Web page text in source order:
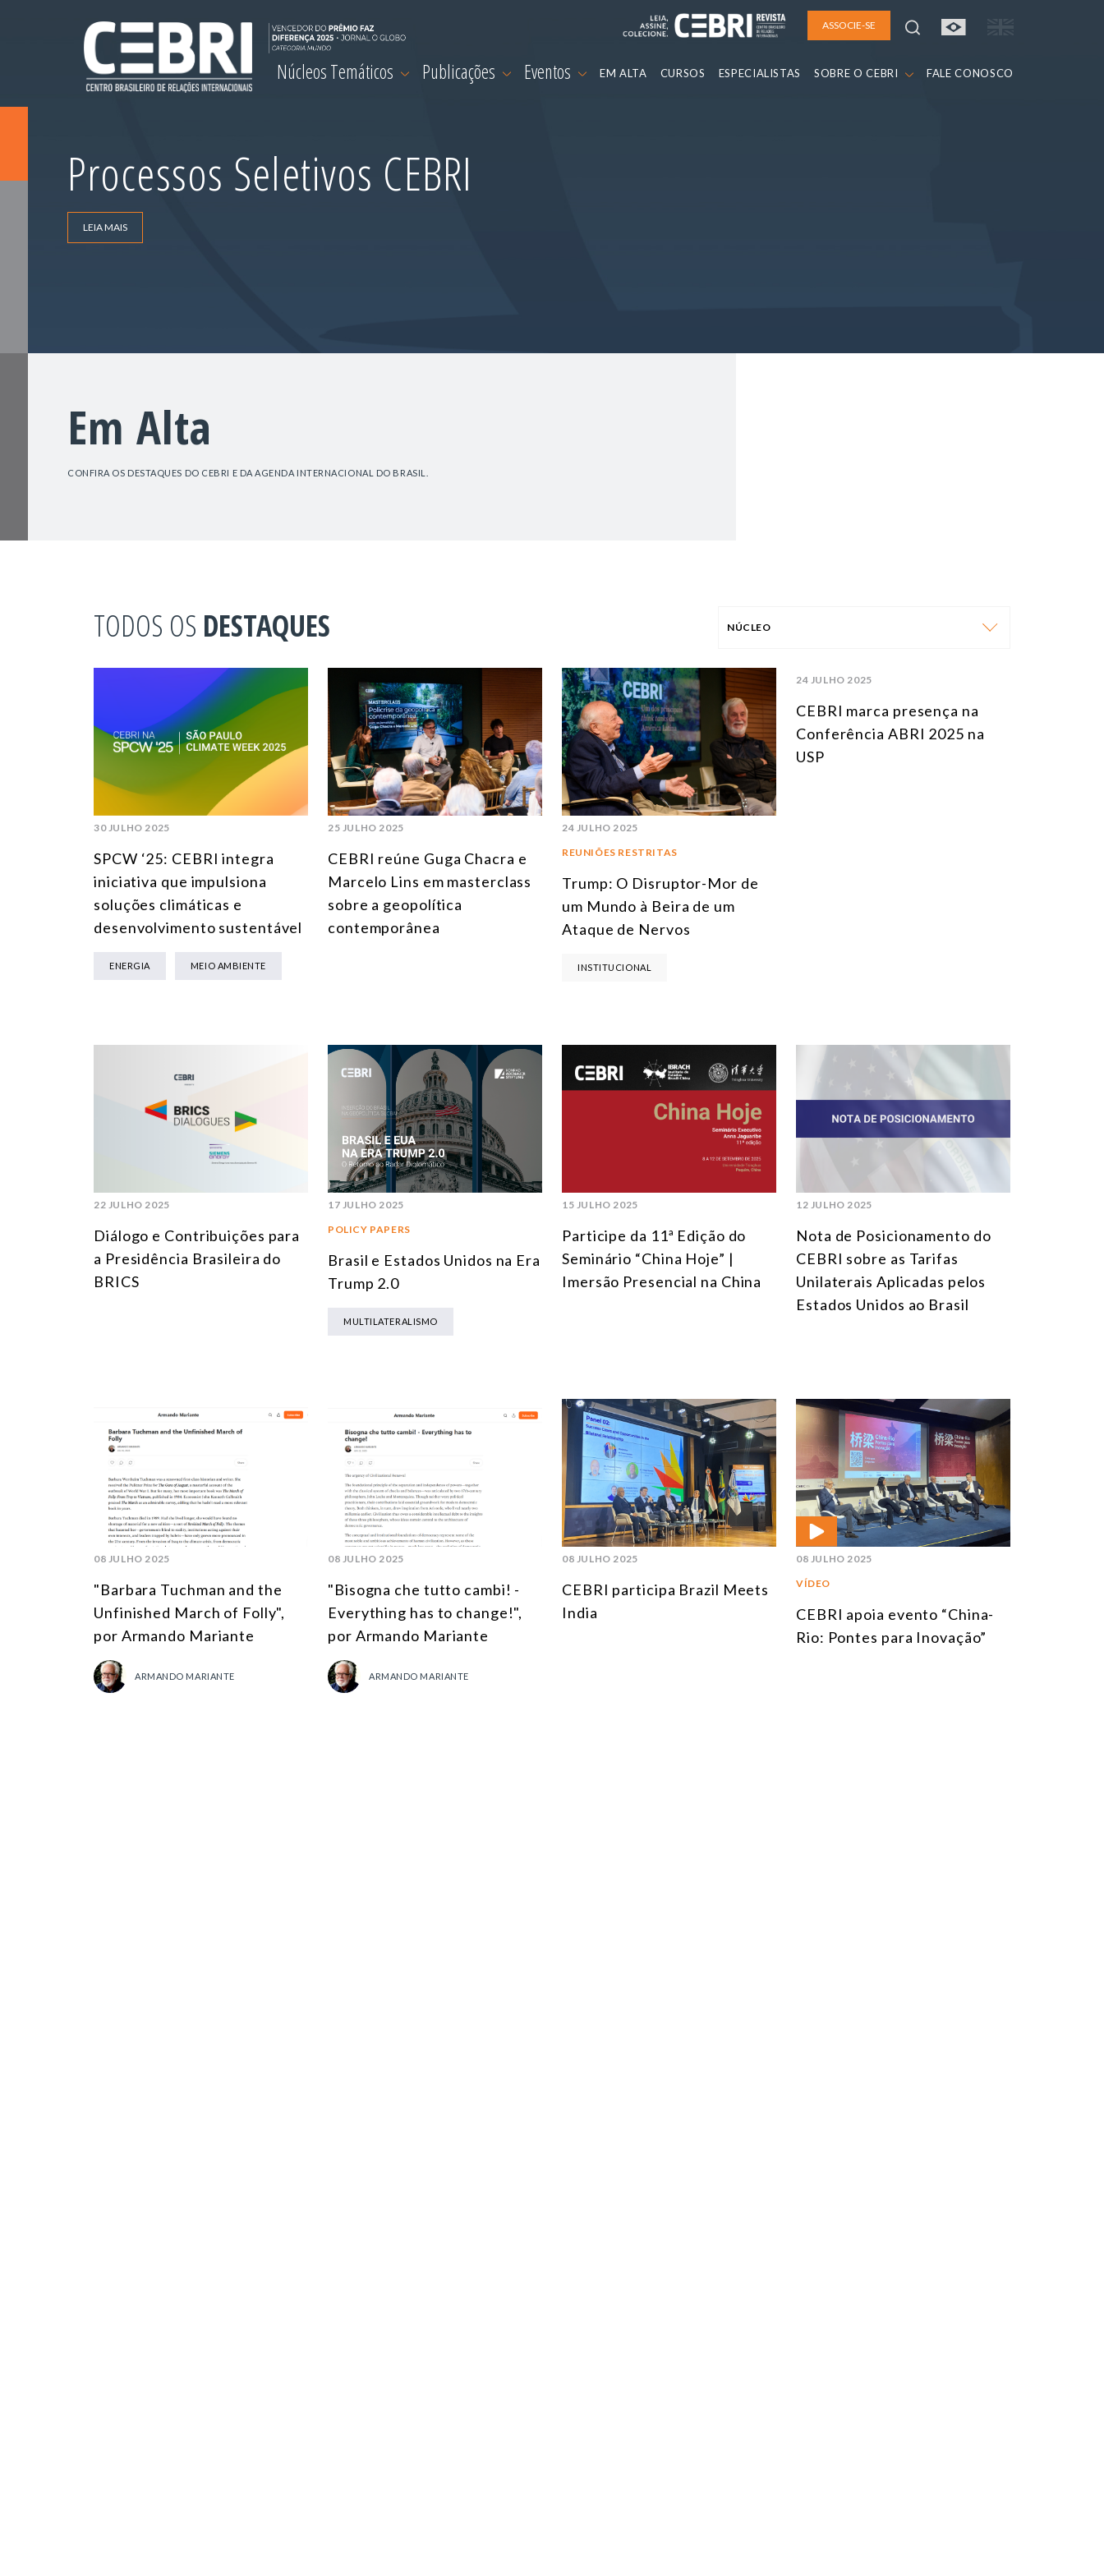
ASSOCIE-SE
Núcleos Temáticos Publicações Eventos EM ALTA CURSOS ESPECIALISTAS SOBRE O CEBRI FALE CONOSCO
Processos Seletivos CEBRI
LEIA MAIS
Em Alta
CONFIRA OS DESTAQUES DO CEBRI E DA AGENDA INTERNACIONAL DO BRASIL.
TODOS OS DESTAQUES NÚCLEO
NÚCLEO
ÁFRICA
AMÉRICA DO SUL
ÁSIA
AMÉRICA DO NORTE
COMÉRCIO INTERNACIONAL E ECONOMIA GLOBAL
MEIO AMBIENTE E MUDANÇA DO CLIMA
MULTILATERALISMO
TECNOLOGIA E TRANSFORMAÇÃO DIGITAL
TODAS OS NÚCLEOS
30 JULHO 2025
SPCW ‘25: CEBRI integra
iniciativa que impulsiona
soluções climáticas e
desenvolvimento sustentável
ENERGIA MEIO AMBIENTE
25 JULHO 2025
CEBRI reúne Guga Chacra e
Marcelo Lins em masterclass
sobre a geopolítica
contemporânea
24 JULHO 2025
REUNIÕES RESTRITAS
Trump: O Disruptor-Mor de
um Mundo à Beira de um
Ataque de Nervos
INSTITUCIONAL
24 JULHO 2025
CEBRI marca presença na
Conferência ABRI 2025 na
USP
22 JULHO 2025
Diálogo e Contribuições para
a Presidência Brasileira do
BRICS
17 JULHO 2025
POLICY PAPERS
Brasil e Estados Unidos na Era
Trump 2.0
MULTILATERALISMO
15 JULHO 2025
Participe da 11ª Edição do
Seminário “China Hoje” |
Imersão Presencial na China
12 JULHO 2025
Nota de Posicionamento do
CEBRI sobre as Tarifas
Unilaterais Aplicadas pelos
Estados Unidos ao Brasil
08 JULHO 2025
"Barbara Tuchman and the
Unfinished March of Folly",
por Armando Mariante
ARMANDO MARIANTE
08 JULHO 2025
"Bisogna che tutto cambi! -
Everything has to change!",
por Armando Mariante
ARMANDO MARIANTE
08 JULHO 2025
CEBRI participa Brazil Meets
India
08 JULHO 2025
VÍDEO
CEBRI apoia evento “China-
Rio: Pontes para Inovação”